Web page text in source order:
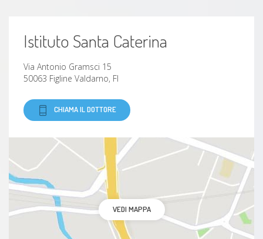
Istituto Santa Caterina
Via Antonio Gramsci 15
50063 Figline Valdarno, FI
CHIAMA IL DOTTORE
VEDI MAPPA